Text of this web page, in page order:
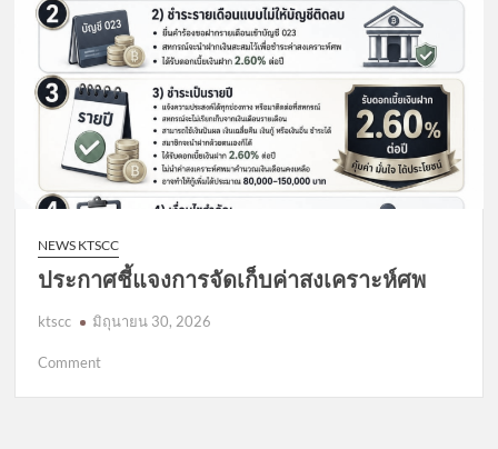
NEWS KTSCC
ประกาศชี้แจงการจัดเก็บค่าสงเคราะห์ศพ
ktscc มิถุนายน 30, 2026
Commenton